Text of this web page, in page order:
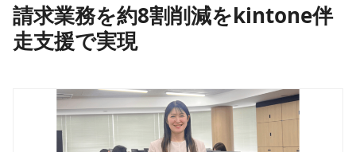
請求業務を約8割削減をkintone伴
走支援で実現